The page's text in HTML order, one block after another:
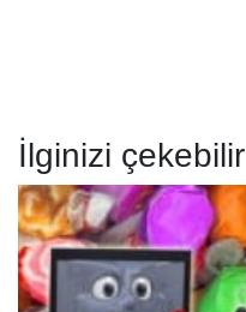
İlginizi çekebilir